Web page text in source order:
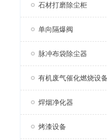
石材打磨除尘柜
单向隔爆阀
脉冲布袋除尘器
有机废气催化燃烧设备
焊烟净化器
烤漆设备